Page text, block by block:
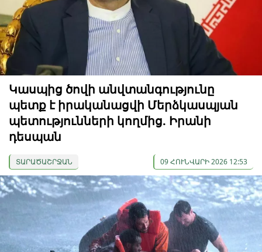
Կասպից ծովի անվտանգությունը
պետք է իրականացվի Մերձկասպյան
պետությունների կողմից. Իրանի
դեսպան
ՏԱՐԱԾԱՇՐՋԱՆ 09 ՀՈՒՆՎԱՐԻ 2026 12:53